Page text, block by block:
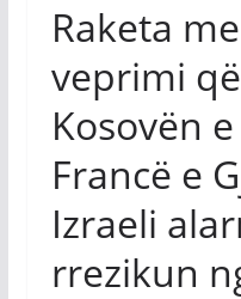
Raketa
veprimi
Kosovën
Francë e
Izraeli
rrezikun